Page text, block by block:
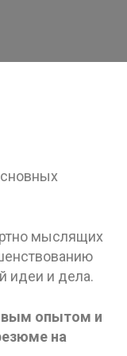
мыслящих
идеи и дела.
опытом и
на